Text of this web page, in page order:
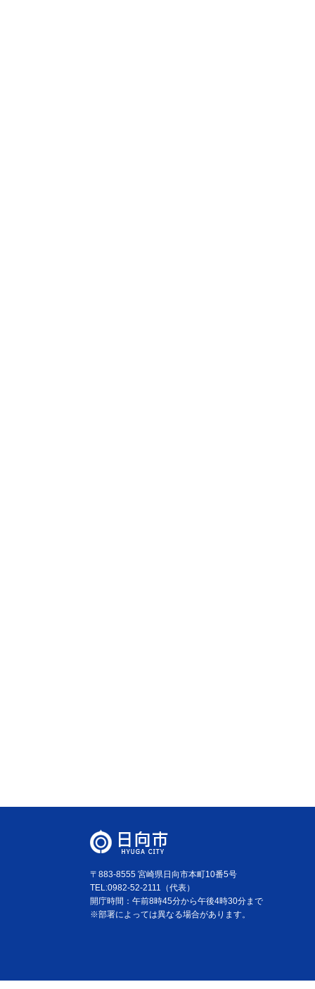
〒883-8555 宮崎県日向市本町10番5号
TEL:0982-52-2111（代表）
開庁時間：午前8時45分から午後4時30分まで
※部署によっては異なる場合があります。